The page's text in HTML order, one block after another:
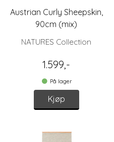
Austrian Curly Sheepskin,
90cm (mix)
NATURES Collection
1.599,-
På lager
Kjøp